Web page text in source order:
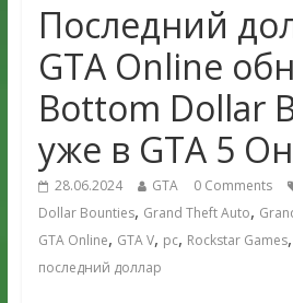
Последний
GTA Online
Bottom Dollar
уже в GTA 5
28.06.2024 GTA 0 Comments
Dollar Bounties, Grand Theft Auto,
GTA Online, GTA V, pc, Rockstar Games,
последний доллар